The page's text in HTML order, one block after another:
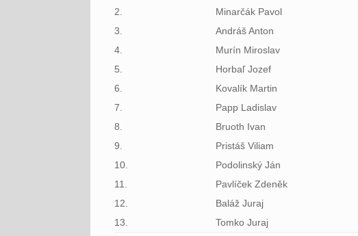
2.
Minarčák Pavol
3.
Andráš Anton
4.
Murín Miroslav
5.
Horbaľ Jozef
6.
Kovalík Martin
7.
Papp Ladislav
8.
Bruoth Ivan
9.
Pristáš Viliam
10.
Podolinský Ján
11.
Pavlíček Zdeněk
12.
Baláž Juraj
13.
Tomko Juraj